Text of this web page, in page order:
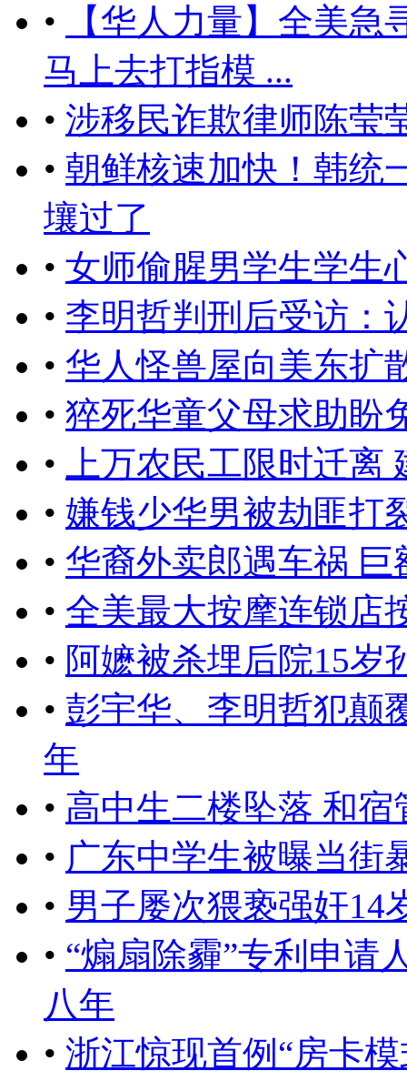
•
【华人力量】全美
马上去打指模 ...
• 涉移民诈欺律师陈莹
• 朝鲜核速加快！韩统
壤过了
• 女师偷腥男学生学生
• 李明哲判刑后受访：
• 华人怪兽屋向美东扩
• 猝死华童父母求助盼
•
上万农民工限时迁离
• 嫌钱少华男被劫匪打
• 华裔外卖郎遇车祸 巨
• 全美最大按摩连锁店
• 阿嬷被杀埋后院15岁
• 彭宇华、李明哲犯颠
年
• 高中生二楼坠落 和
• 广东中学生被曝当街
• 男子屡次猥亵强奸14
• “煽扇除霾”专利申请
八年
• 浙江惊现首例“房卡